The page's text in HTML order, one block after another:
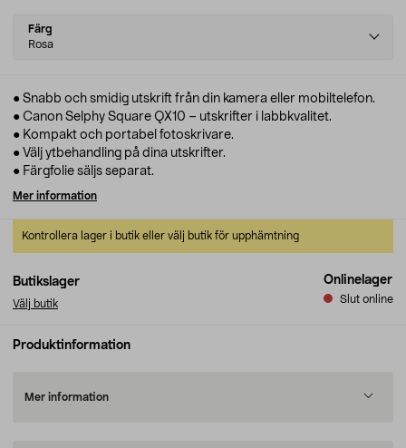
Select
variant
Färg
Rosa
Butikslager
Välj butik
Onlinelager
Slut online
Kontrollera lager i butik eller välj butik för upphämtning
● Snabb och smidig utskrift från din kamera eller mobiltelefon.
● Canon Selphy Square QX10 – utskrifter i labbkvalitet.
● Kompakt och portabel fotoskrivare.
● Välj ytbehandling på dina utskrifter.
● Färgfolie säljs separat.
Mer information
Produktinformation
Mer information